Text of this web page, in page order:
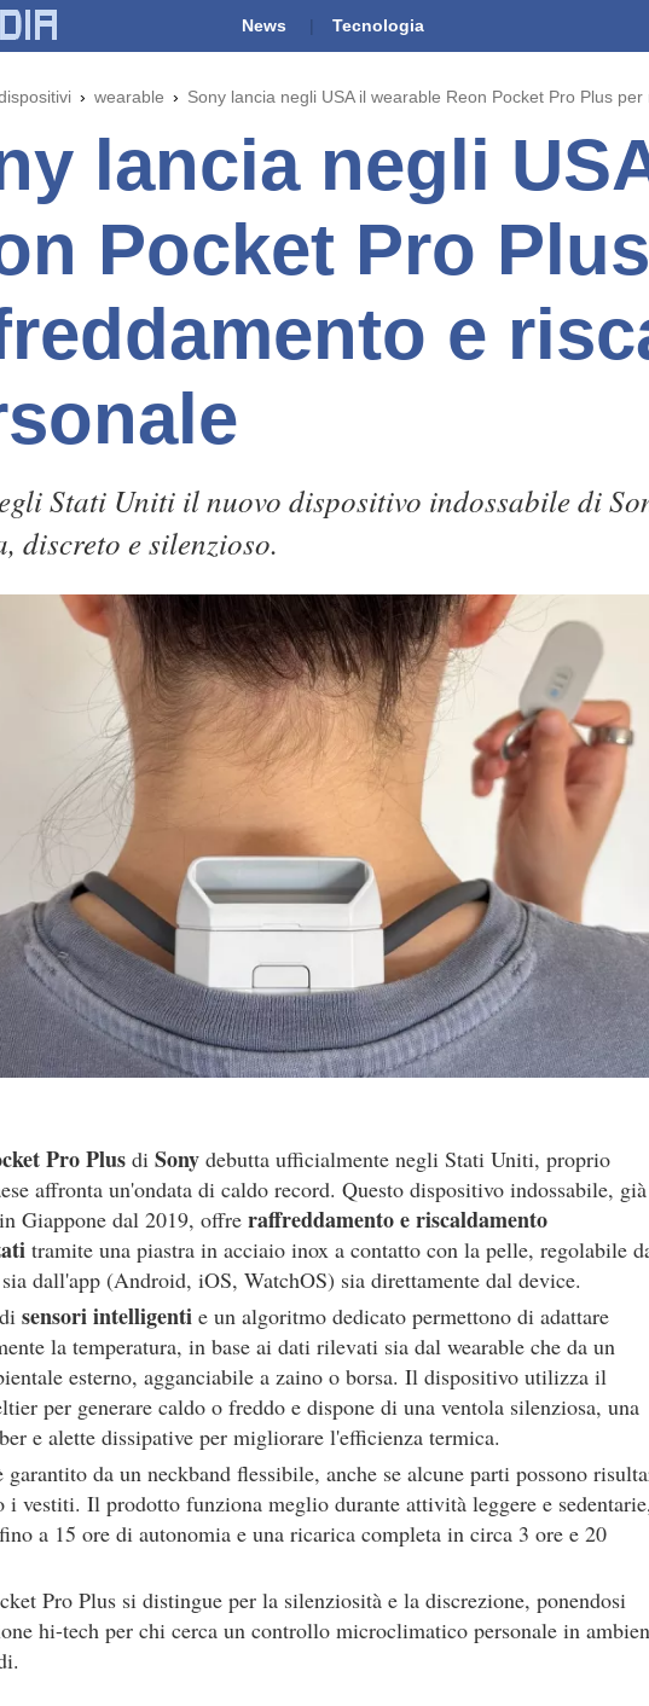
News Tecnologia
wearable Sony lancia negli USA il wearable Reon Pocket Pro Plus
lancia negli
Pocket Pro
e
Stati Uniti il nuovo dispositivo indossabile di
discreto e silenzioso.
Pro Plus di Sony debutta ufficialmente negli Stati Uniti, proprio
affronta un'ondata di caldo record. Questo dispositivo indossabile, già
Giappone dal 2019, offre raffreddamento e riscaldamento
tramite una piastra in acciaio inox a contatto con la pelle, regolabile
dall'app (Android, iOS, WatchOS) sia direttamente dal device.
sensori intelligenti e un algoritmo dedicato permettono di adattare
la temperatura, in base ai dati rilevati sia dal wearable che da un
esterno, agganciabile a zaino o borsa. Il dispositivo utilizza il
per generare caldo o freddo e dispone di una ventola silenziosa, una
e alette dissipative per migliorare l'efficienza termica.
garantito da un neckband flessibile, anche se alcune parti possono
vestiti. Il prodotto funziona meglio durante attività leggere e
a 15 ore di autonomia e una ricarica completa in circa 3 ore e 20
Pro Plus si distingue per la silenziosità e la discrezione, ponendosi
hi-tech per chi cerca un controllo microclimatico personale in